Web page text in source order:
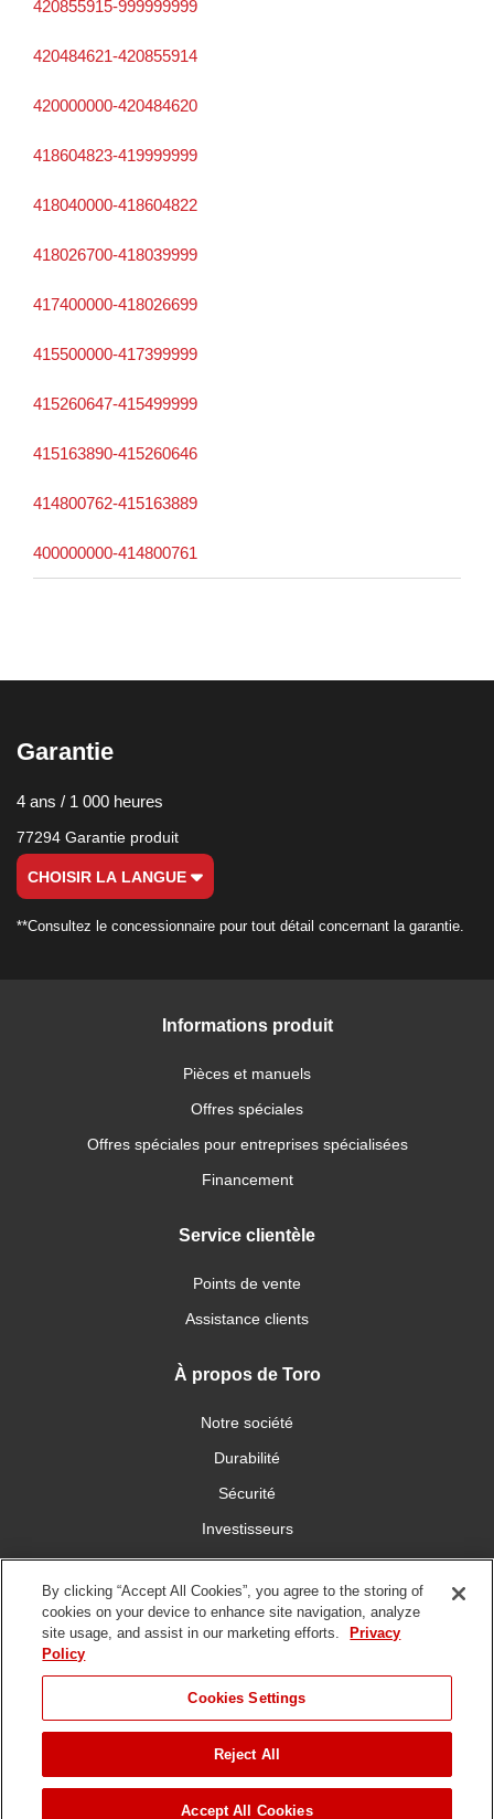
PASSER À
420855915-999999999
420484621-420855914
420000000-420484620
418604823-419999999
418040000-418604822
418026700-418039999
417400000-418026699
415500000-417399999
415260647-415499999
415163890-415260646
414800762-415163889
400000000-414800761
Garantie
4 ans / 1 000 heures
77294 Garantie produit
CHOISIR LA LANGUE
**Consultez le concessionnaire pour tout détail concernant la garantie.
Informations produit
Pièces et manuels
Offres spéciales
Offres spéciales pour entreprises spécialisées
Financement
Service clientèle
Points de vente
Assistance clients
À propos de Toro
Notre société
Durabilité
Sécurité
Investisseurs
Carrières
Communiquez avec nous
d'utilisation
Politique de
confidentialité
Copyright/DMCA
2026 The Toro Company. Tous droits réservés.
By clicking “Accept All Cookies”, you agree to the storing of
cookies on your device to enhance site navigation, analyze
site usage, and assist in our marketing efforts.
Privacy
Policy
Cookies Settings
Reject All
Accept All Cookies